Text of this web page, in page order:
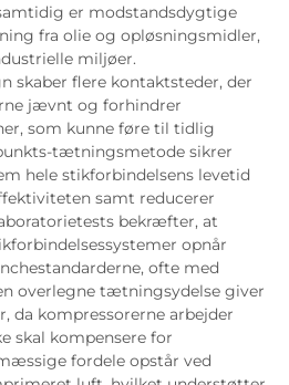
er modstandsdygtige
fra olie og opløsningsmidler,
miljøer.
skaber flere kontaktsteder, der
jævnt og forhindrer
som kunne føre til tidlig
tætningsmetode sikrer
hele stikforbindelsens levetid
samt reducerer
bekræfter, at
opnår
ofte med
overlegne tætningsydelse giver
da kompressorerne arbejder
skal kompensere for
fordele opstår ved